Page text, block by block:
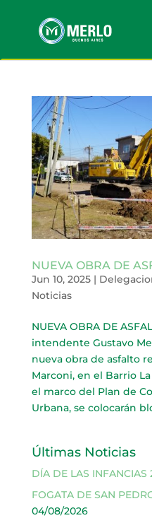
NUEVA OBRA DE
Jun 10, 2025|
Noticias
NUEVA OBRA DE
intendente Gustavo
nueva obra de asfalto
Marconi, en el Barrio
el marco del Plan de
Urbana, se colocarán
Últimas Noticias
DÍA DE LAS INFANCIAS
FOGATA DE SAN
04/08/2026